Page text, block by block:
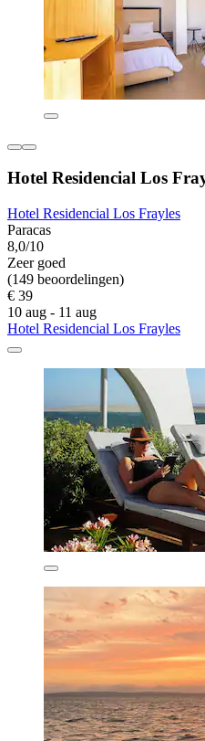
Hotel Residencial Los
Hotel Residencial Los Frayles
Paracas
8,0/10
Zeer goed
(149 beoordelingen)
€ 39
10 aug - 11 aug
Hotel Residencial Los Frayles